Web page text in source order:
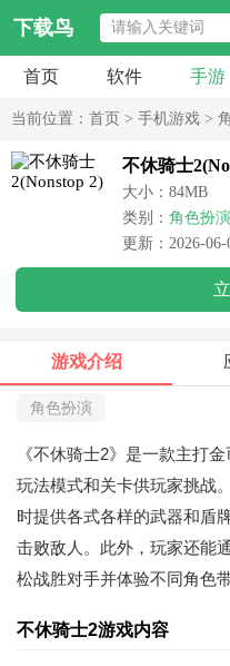
下载鸟
首页 软件 手游
当前位置： 首页 > 手机游戏 >
不休骑士
大小：84MB
类别： 角色扮演
更新：2026-06-
游戏介绍
角色扮演
《不休骑士2》是一款主打
玩法模式和关卡供玩家挑战
时提供各式各样的武器和盾
击败敌人。此外，玩家还能
松战胜对手并体验不同角色
不休骑士2游戏内容